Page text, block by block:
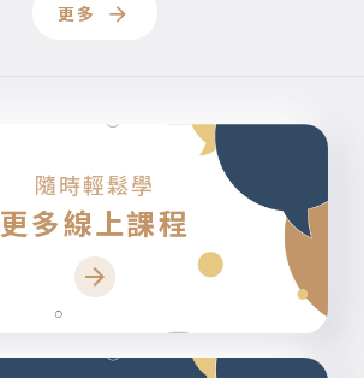
更多
隨時輕鬆學
更多線上課程